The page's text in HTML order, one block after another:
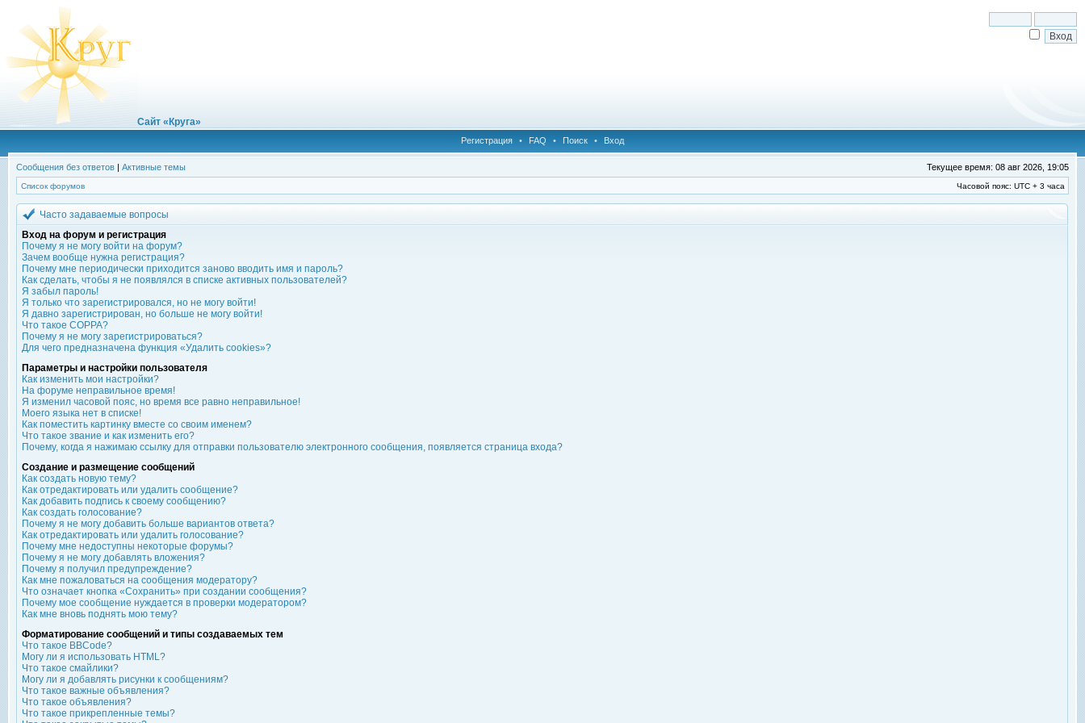
Сайт «Круга»
Регистрация • FAQ • Поиск • Вход
Сообщения без ответов | Активные темы Текущее время: 08 авг 2026, 19:05
Список форумов Часовой пояс: UTC + 3 часа
Часто задаваемые вопросы
Вход на форум и регистрация
Почему я не могу войти на форум?
Зачем вообще нужна регистрация?
Почему мне периодически приходится заново вводить имя и пароль?
Как сделать, чтобы я не появлялся в списке активных пользователей?
Я забыл пароль!
Я только что зарегистрировался, но не могу войти!
Я давно зарегистрирован, но больше не могу войти!
Что такое COPPA?
Почему я не могу зарегистрироваться?
Для чего предназначена функция «Удалить cookies»?
Параметры и настройки пользователя
Как изменить мои настройки?
На форуме неправильное время!
Я изменил часовой пояс, но время все равно неправильное!
Моего языка нет в списке!
Как поместить картинку вместе со своим именем?
Что такое звание и как изменить его?
Почему, когда я нажимаю ссылку для отправки пользователю электронного сообщения, появляется страница входа?
Создание и размещение сообщений
Как создать новую тему?
Как отредактировать или удалить сообщение?
Как добавить подпись к своему сообщению?
Как создать голосование?
Почему я не могу добавить больше вариантов ответа?
Как отредактировать или удалить голосование?
Почему мне недоступны некоторые форумы?
Почему я не могу добавлять вложения?
Почему я получил предупреждение?
Как мне пожаловаться на сообщения модератору?
Что означает кнопка «Сохранить» при создании сообщения?
Почему мое сообщение нуждается в проверки модератором?
Как мне вновь поднять мою тему?
Форматирование сообщений и типы создаваемых тем
Что такое BBCode?
Могу ли я использовать HTML?
Что такое смайлики?
Могу ли я добавлять рисунки к сообщениям?
Что такое важные объявления?
Что такое объявления?
Что такое прикрепленные темы?